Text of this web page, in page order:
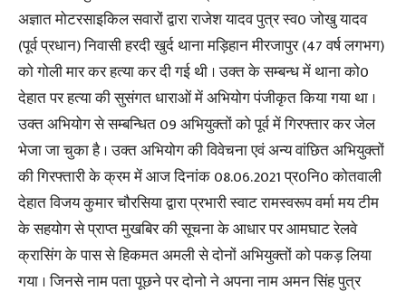
अज्ञात मोटरसाइकिल सवारों द्वारा राजेश यादव पुत्र स्व0 जोखु यादव
(पूर्व प्रधान) निवासी हरदी खुर्द थाना मड़िहान मीरजापुर (47 वर्ष लगभग)
को गोली मार कर हत्या कर दी गई थी । उक्त के सम्बन्ध में थाना को0
देहात पर हत्या की सुसंगत धाराओं में अभियोग पंजीकृत किया गया था ।
उक्त अभियोग से सम्बन्धित 09 अभियुक्तों को पूर्व में गिरफ्तार कर जेल
भेजा जा चुका है । उक्त अभियोग की विवेचना एवं अन्य वांछित अभियुक्तों
की गिरफ्तारी के क्रम में आज दिनांक 08.06.2021 प्र0नि0 कोतवाली
देहात विजय कुमार चौरसिया द्वारा प्रभारी स्वाट रामस्वरूप वर्मा मय टीम
के सहयोग से प्राप्त मुखबिर की सूचना के आधार पर आमघाट रेलवे
क्रासिंग के पास से हिकमत अमली से दोनों अभियुक्तों को पकड़ लिया
गया । जिनसे नाम पता पूछने पर दोनो ने अपना नाम अमन सिंह पुत्र